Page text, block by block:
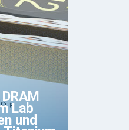
Lab
und